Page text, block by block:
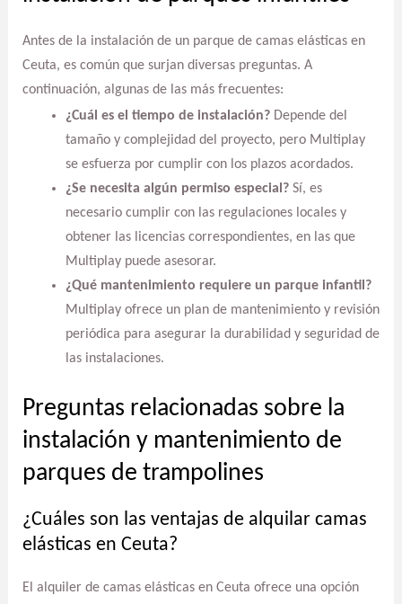
Antes de la instalación de un parque de camas elásticas en
Ceuta, es común que surjan diversas preguntas. A
continuación, algunas de las más frecuentes:
¿Cuál es el tiempo de instalación?Depende del
tamaño y complejidad del proyecto, pero Multiplay
se esfuerza por cumplir con los plazos acordados.
¿Se necesita algún permiso especial?Sí, es
necesario cumplir con las regulaciones locales y
obtener las licencias correspondientes, en las que
Multiplay puede asesorar.
¿Qué mantenimiento requiere un parque infantil?
Multiplay ofrece un plan de mantenimiento y revisión
periódica para asegurar la durabilidad y seguridad de
las instalaciones.
Preguntas relacionadas sobre la
instalación y mantenimiento de
parques de trampolines
¿Cuáles son las ventajas de alquilar camas
elásticas en Ceuta?
El alquiler de camas elásticas en Ceuta ofrece una opción